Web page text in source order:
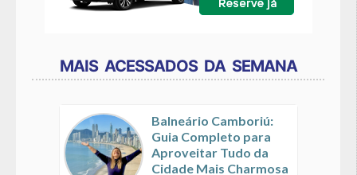
MAIS ACESSADOS DA SEMANA
Balneário Camboriú:
Guia Completo para
Aproveitar Tudo da
Cidade Mais Charmosa